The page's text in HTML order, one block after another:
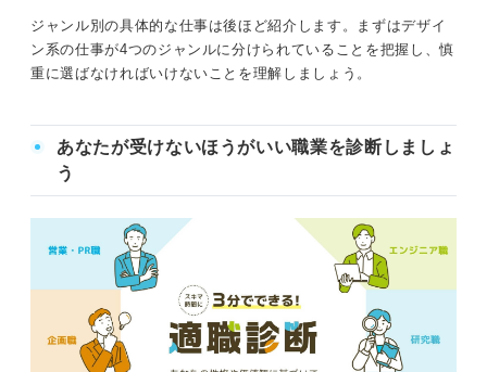
ジャンル別の具体的な仕事は後ほど紹介します。まずはデザイ
ン系の仕事が4つのジャンルに分けられていることを把握し、慎
重に選ばなければいけないことを理解しましょう。
あなたが受けないほうがいい職業を診断しましょ
う